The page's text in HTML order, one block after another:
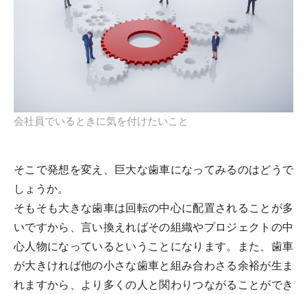
会社員でいるときに気を付けたいこと
そこで発想を変え、巨大な歯車になってみるのはどうで
しょうか。
そもそも大きな歯車は回転の中心に配置されることが多
いですから、言い換えればその組織やプロジェクトの中
心人物になっているということになります。また、歯車
が大きければ他の小さな歯車と組み合わさる余裕が生ま
れますから、より多くの人と関わりつながることができ